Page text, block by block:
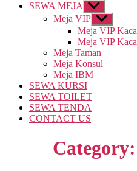
SEWA MEJA
Show
sub
menu
Meja VIP Show
sub
menu
Meja VIP Kaca
Meja VIP Kaca
Meja Taman
Meja Konsul
Meja IBM
SEWA KURSI
SEWA TOILET
SEWA TENDA
CONTACT US
Category: